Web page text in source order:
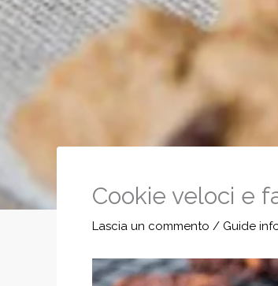
Cookie veloci e
Lascia un commento / Guide